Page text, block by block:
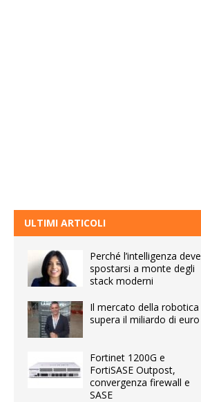
ULTIMI ARTICOLI
Perché l’intelligenza deve
spostarsi a monte degli
stack moderni
Il mercato della robotica
supera il miliardo di euro
Fortinet 1200G e
FortiSASE Outpost,
convergenza firewall e
SASE